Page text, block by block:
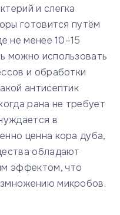
и слегка
готовится путём
не менее 10–15
можно использовать
и обработки
антисептик
рана не требует
в
ценна кора дуба,
обладают
эффектом, что
микробов.